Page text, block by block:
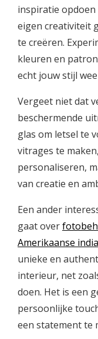
inspiratie
eigen creativiteit
te creëren.
kleuren en
echt jouw stijl
Vergeet niet dat
beschermende
glas om letsel te
vitrages te
personaliseren,
van creatie en
Een ander
gaat over
Amerikaanse
unieke en
interieur, net
doen. Het is een
persoonlijke
een statement te